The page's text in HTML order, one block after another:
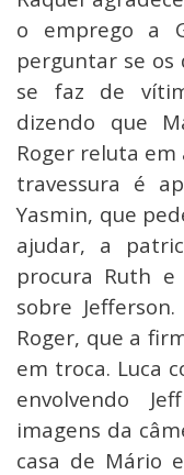
o emprego a
perguntar se os
se faz de
dizendo que
Roger reluta em
travessura é
Yasmin, que
ajudar, a
procura Ruth
sobre
Roger, que a
em troca. Luca
envolvendo
imagens da
casa de Mário